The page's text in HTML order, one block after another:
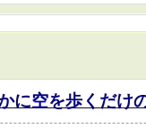
に空を歩くだけ